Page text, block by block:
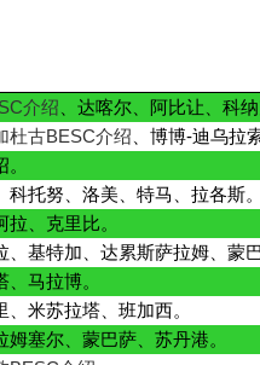
介绍 、达喀尔、阿比让、科纳
杜古BESC介绍 、博博-迪乌拉
。
科托努、洛美、特马、拉各斯。
拉、克里比。
、基特加、达累斯萨拉姆、蒙巴
、马拉博。
、米苏拉塔、班加西。
姆塞尔、蒙巴萨、苏丹港。